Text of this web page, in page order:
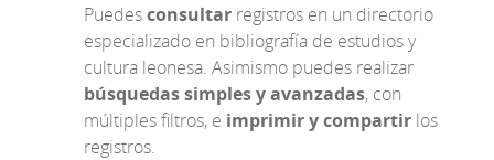
Puedesconsultar registros en un directorio
especializado en bibliografía de estudios y
cultura leonesa. Asimismo puedes realizar
búsquedas simples y avanzadas, con
múltiples filtros, e imprimir y compartir los
registros.